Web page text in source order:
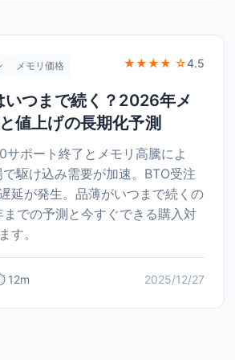
メモリ価格 ★★★★ ☆4.5
いつまで続く？2026年メ
値上げの長期化予測
サポート終了とメモリ高騰によ
で駆け込み需要が加速。BTO受注
延が発生。品薄がいつまで続くの
での予測と今すぐできる購入対
す。
12m 2025/12/27